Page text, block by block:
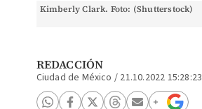
Kimberly Clark. Foto: (Shutterstock)
REDACCIÓN
Ciudad de México / 21.10.2022 15:28:23